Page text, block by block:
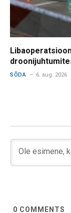
SÕDA 6. aug. 2026
0 COMMENTS